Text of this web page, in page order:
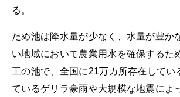
る。
ため池は降水量が少なく、水量が豊か
い地域において農業用水を確保するた
工の池で、全国に21万カ所存在してい
ているゲリラ豪雨や大規模な地震によ